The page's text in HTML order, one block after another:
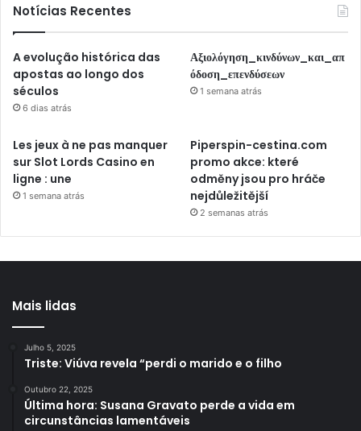
Notícias Recentes
A evolução histórica das
apostas ao longo dos
séculos
6 dias atrás
Αξιολόγηση_κινδύνων_και_απ
όδοση_επενδύσεων
1 semana atrás
Les jeux à ne pas manquer
sur Slot Lords Casino en
ligne : une
1 semana atrás
Piperspin-cestina.com
promo akce: které
odměny jsou pro hráče
nejdůležitější
2 semanas atrás
Mais lidas
Julho 5, 2025
Triste: Viúva revela “perdi o marido e o filho
Outubro 22, 2025
Última hora: Susana Gravato perde a vida em
circunstâncias lamentáveis